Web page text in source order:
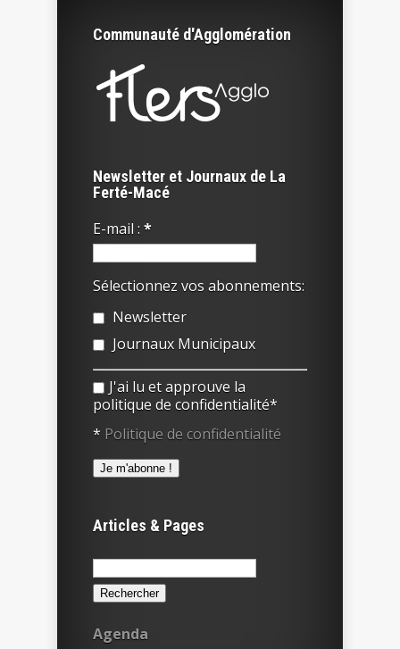
Communauté d'Agglomération
Newsletter et Journaux de La
Ferté-Macé
E-mail : *
Sélectionnez vos abonnements:
Newsletter
Journaux Municipaux
J'ai lu et approuve la
politique de confidentialité*
* Politique de confidentialité
Articles & Pages
Rechercher :
Agenda